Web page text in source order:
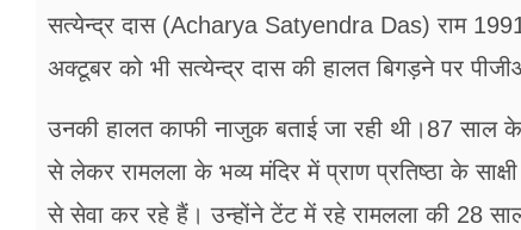
सत्येन्द्र दास (Acharya Satyendra Das) राम
अक्टूबर को भी सत्येन्द्र दास की हालत बिगड़ने पर
उनकी हालत काफी नाजुक बताई जा रही थी।87 साल के
से लेकर रामलला के भव्य मंदिर में प्राण प्रतिष्ठा के
से सेवा कर रहे हैं। उन्होंने टेंट में रहे रामलला की 28